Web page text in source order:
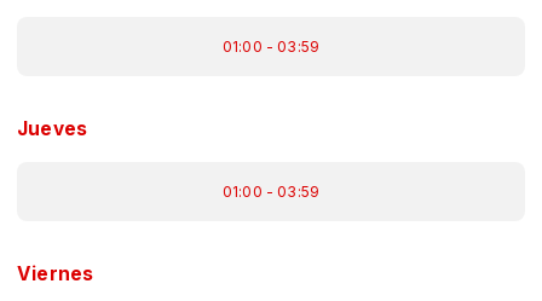
01:00 - 03:59
Jueves
01:00 - 03:59
Viernes